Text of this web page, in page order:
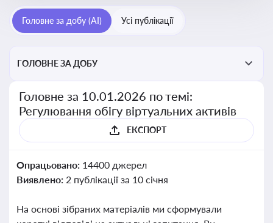
Головне за добу (AI) Усі публікації
ГОЛОВНЕ ЗА ДОБУ
Головне за 10.01.2026 по темі:
Регулювання обігу віртуальних активів
ЕКСПОРТ
Опрацьовано: 14400 джерел
Виявлено: 2 публікації за 10 січня
На основі зібраних матеріалів ми сформували